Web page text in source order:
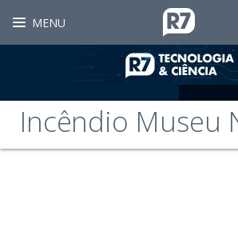
MENU
Incêndio Museu